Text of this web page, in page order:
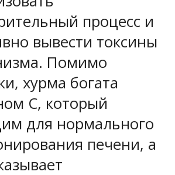
процесс и
вывести токсины
Помимо
хурма богата
С, который
для нормального
печени, а